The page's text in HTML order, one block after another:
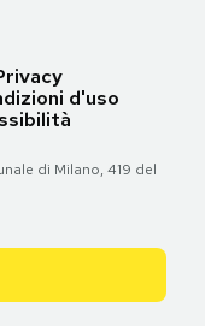
d'uso
di Milano, 419 del